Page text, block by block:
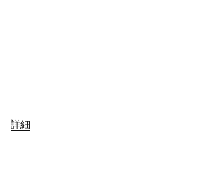
詳細